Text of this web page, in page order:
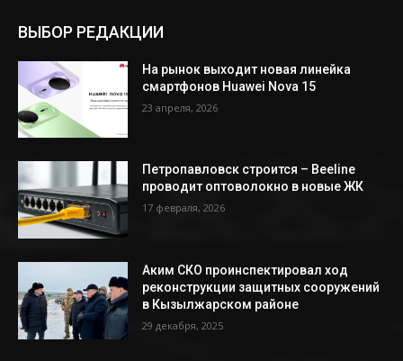
ВЫБОР РЕДАКЦИИ
На рынок выходит новая линейка
смартфонов Huawei Nova 15
23 апреля, 2026
Петропавловск строится – Beeline
проводит оптоволокно в новые ЖК
17 февраля, 2026
Аким СКО проинспектировал ход
реконструкции защитных сооружений
в Кызылжарском районе
29 декабря, 2025